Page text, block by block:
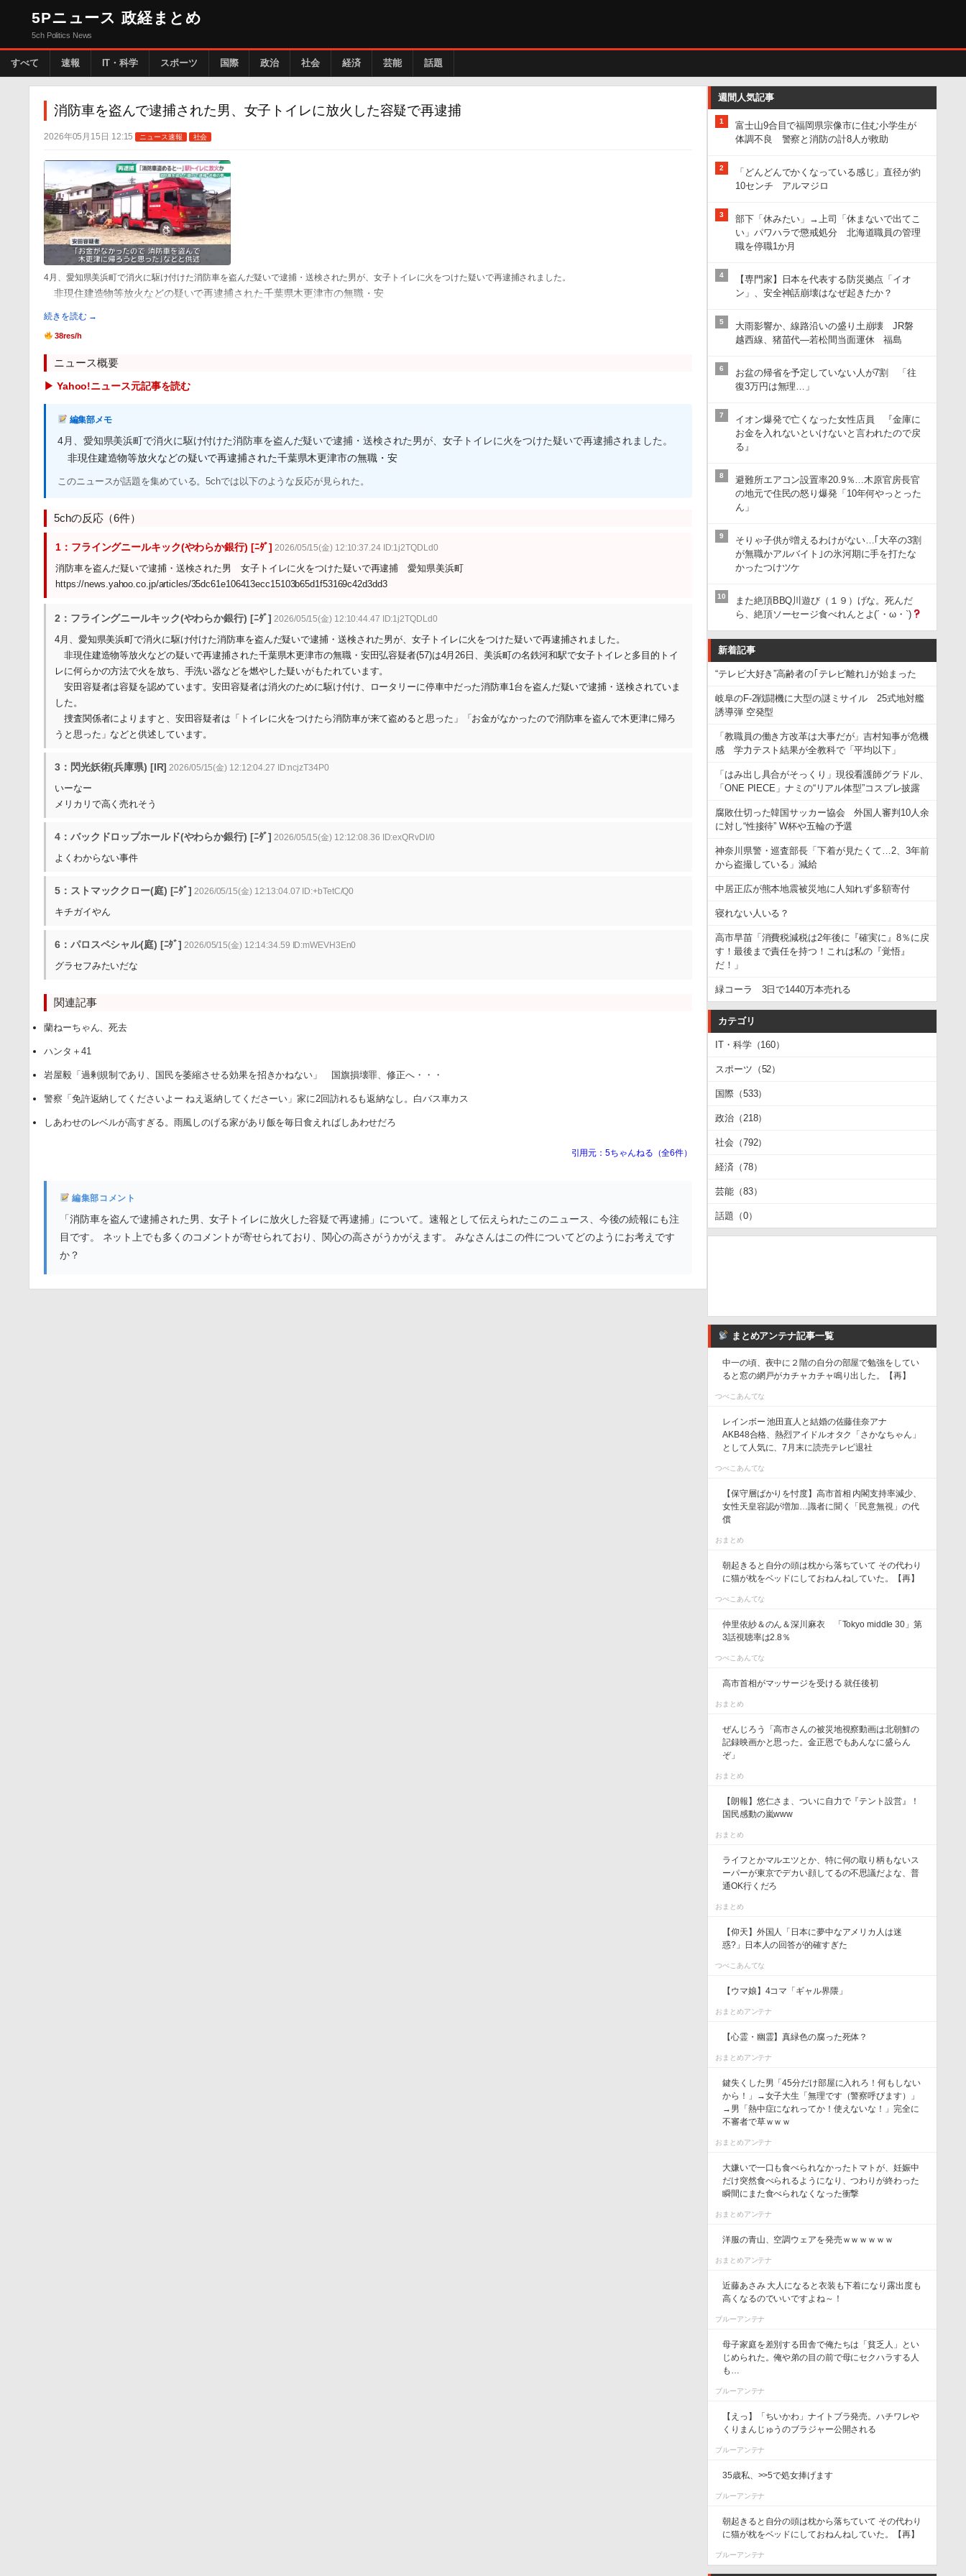
5Pニュース 政経まとめ
5ch Politics News
すべて 速報 IT・科学 スポーツ 国際 政治 社会 経済 芸能 話題
消防車を盗んで逮捕された男、女子トイレに放火した容疑で再逮捕
2026年05月15日 12:15 ニュース速報 社会
4月、愛知県美浜町で消火に駆け付けた消防車を盗んだ疑いで逮捕・送検された男が、女子トイレに火をつけた疑いで再逮捕されました。
非現住建造物等放火などの疑いで再逮捕された千葉県木更津市の無職・安
続きを読む →
38res/h
ニュース概要
▶ Yahoo!ニュース元記事を読む
編集部メモ
4月、愛知県美浜町で消火に駆け付けた消防車を盗んだ疑いで逮捕・送検された男が、女子トイレに火をつけた疑いで再逮捕されました。
非現住建造物等放火などの疑いで再逮捕された千葉県木更津市の無職・安
このニュースが話題を集めている。5chでは以下のような反応が見られた。
5chの反応（6件）
1：フライングニールキック(やわらか銀行) [ﾆﾀﾞ] 2026/05/15(金) 12:10:37.24 ID:1j2TQDLd0
消防車を盗んだ疑いで逮捕・送検された男 女子トイレに火をつけた疑いで再逮捕 愛知県美浜町
https://news.yahoo.co.jp/articles/35dc61e106413ecc15103b65d1f53169c42d3dd3
2：フライングニールキック(やわらか銀行) [ﾆﾀﾞ] 2026/05/15(金) 12:10:44.47 ID:1j2TQDLd0
4月、愛知県美浜町で消火に駆け付けた消防車を盗んだ疑いで逮捕・送検された男が、女子トイレに火をつけた疑いで再逮捕されました。
非現住建造物等放火などの疑いで再逮捕された千葉県木更津市の無職・安田弘容疑者(57)は4月26日、美浜町の名鉄河和駅で女子トイレと多目的トイ
レに何らかの方法で火を放ち、手洗い器などを燃やした疑いがもたれています。
安田容疑者は容疑を認めています。安田容疑者は消火のために駆け付け、ロータリーに停車中だった消防車1台を盗んだ疑いで逮捕・送検されていま
した。
捜査関係者によりますと、安田容疑者は「トイレに火をつけたら消防車が来て盗めると思った」「お金がなかったので消防車を盗んで木更津に帰ろ
うと思った」などと供述しています。
3：閃光妖術(兵庫県) [IR] 2026/05/15(金) 12:12:04.27 ID:ncjzT34P0
いーなー
メリカリで高く売れそう
4：バックドロップホールド(やわらか銀行) [ﾆﾀﾞ] 2026/05/15(金) 12:12:08.36 ID:exQRvDI/0
よくわからない事件
5：ストマッククロー(庭) [ﾆﾀﾞ] 2026/05/15(金) 12:13:04.07 ID:+bTetC/Q0
キチガイやん
6：パロスペシャル(庭) [ﾆﾀﾞ] 2026/05/15(金) 12:14:34.59 ID:mWEVH3En0
グラセフみたいだな
関連記事
蘭ねーちゃん、死去
ハンタ＋41
岩屋毅「過剰規制であり、国民を萎縮させる効果を招きかねない」 国旗損壊罪、修正へ・・・
警察「免許返納してくださいよー ねえ返納してくださーい」家に2回訪れるも返納なし。白バス車カス
しあわせのレベルが高すぎる。雨風しのげる家があり飯を毎日食えればしあわせだろ
引用元：5ちゃんねる（全6件）
編集部コメント
「消防車を盗んで逮捕された男、女子トイレに放火した容疑で再逮捕」について。速報として伝えられたこのニュース、今後の続報にも注
目です。 ネット上でも多くのコメントが寄せられており、関心の高さがうかがえます。 みなさんはこの件についてどのようにお考えです
か？
週間人気記事
1
富士山9合目で福岡県宗像市に住む小学生が
体調不良 警察と消防の計8人が救助
2
「どんどんでかくなっている感じ」直径が約
10センチ アルマジロ
3
部下「休みたい」→上司「休まないで出てこ
い」パワハラで懲戒処分 北海道職員の管理
職を停職1か月
4
【専門家】日本を代表する防災拠点「イオ
ン」、安全神話崩壊はなぜ起きたか？
5
大雨影響か、線路沿いの盛り土崩壊 JR磐
越西線、猪苗代―若松間当面運休 福島
6
お盆の帰省を予定していない人が7割 「往
復3万円は無理…」
7
イオン爆発で亡くなった女性店員 『金庫に
お金を入れないといけないと言われたので戻
る』
8
避難所エアコン設置率20.9％…木原官房長官
の地元で住民の怒り爆発「10年何やっとった
ん」
9
そりゃ子供が増えるわけがない…｢大卒の3割
が無職かアルバイト｣の氷河期に手を打たな
かったつけツケ
10
また絶頂BBQ川遊び（１９）げな。死んだ
ら、絶頂ソーセージ食べれんとよ(´・ω・`)
新着記事
“テレビ大好き”高齢者の｢テレビ離れ｣が始まった
岐阜のF-2戦闘機に大型の謎ミサイル 25式地対艦
誘導弾 空発型
「教職員の働き方改革は大事だが」吉村知事が危機
感 学力テスト結果が全教科で「平均以下」
「はみ出し具合がそっくり」現役看護師グラドル、
「ONE PIECE」ナミの“リアル体型”コスプレ披露
腐敗仕切った韓国サッカー協会 外国人審判10人余
に対し“性接待” W杯や五輪の予選
神奈川県警・巡査部長「下着が見たくて…2、3年前
から盗撮している」減給
中居正広が熊本地震被災地に人知れず多額寄付
寝れない人いる？
高市早苗「消費税減税は2年後に『確実に』8％に戻
す！最後まで責任を持つ！これは私の『覚悟』
だ！」
緑コーラ 3日で1440万本売れる
カテゴリ
IT・科学（160）
スポーツ（52）
国際（533）
政治（218）
社会（792）
経済（78）
芸能（83）
話題（0）
まとめアンテナ記事一覧
中一の頃、夜中に２階の自分の部屋で勉強をしてい
ると窓の網戸がカチャカチャ鳴り出した。【再】
つべこあんてな
レインボー 池田直人と結婚の佐藤佳奈アナ
AKB48合格、熱烈アイドルオタク「さかなちゃん」
として人気に、7月末に読売テレビ退社
つべこあんてな
【保守層ばかりを忖度】高市首相 内閣支持率減少、
女性天皇容認が増加…識者に聞く「民意無視」の代
償
おまとめ
朝起きると自分の頭は枕から落ちていて その代わり
に猫が枕をベッドにしておねんねしていた。【再】
つべこあんてな
仲里依紗＆のん＆深川麻衣 「Tokyo middle 30」第
3話視聴率は2.8％
つべこあんてな
高市首相がマッサージを受ける 就任後初
おまとめ
ぜんじろう「高市さんの被災地視察動画は北朝鮮の
記録映画かと思った。金正恩でもあんなに盛らん
ぞ」
おまとめ
【朗報】悠仁さま、ついに自力で『テント設営』！
国民感動の嵐www
おまとめ
ライフとかマルエツとか、特に何の取り柄もないス
ーパーが東京でデカい顔してるの不思議だよな、普
通OK行くだろ
おまとめ
【仰天】外国人「日本に夢中なアメリカ人は迷
惑?」日本人の回答が的確すぎた
つべこあんてな
【ウマ娘】4コマ「ギャル界隈」
おまとめアンテナ
【心霊・幽霊】真緑色の腐った死体？
おまとめアンテナ
鍵失くした男「45分だけ部屋に入れろ！何もしない
から！」→女子大生「無理です（警察呼びます）」
→男「熱中症になれってか！使えないな！」完全に
不審者で草ｗｗｗ
おまとめアンテナ
大嫌いで一口も食べられなかったトマトが、妊娠中
だけ突然食べられるようになり、つわりが終わった
瞬間にまた食べられなくなった衝撃
おまとめアンテナ
洋服の青山、空調ウェアを発売ｗｗｗｗｗｗ
おまとめアンテナ
近藤あさみ 大人になると衣装も下着になり露出度も
高くなるのでいいですよね～！
ブルーアンテナ
母子家庭を差別する田舎で俺たちは「貧乏人」とい
じめられた。俺や弟の目の前で母にセクハラする人
も…
ブルーアンテナ
【えっ】「ちいかわ」ナイトブラ発売。ハチワレや
くりまんじゅうのブラジャー公開される
ブルーアンテナ
35歳私、>>5で処女捧げます
ブルーアンテナ
朝起きると自分の頭は枕から落ちていて その代わり
に猫が枕をベッドにしておねんねしていた。【再】
ブルーアンテナ